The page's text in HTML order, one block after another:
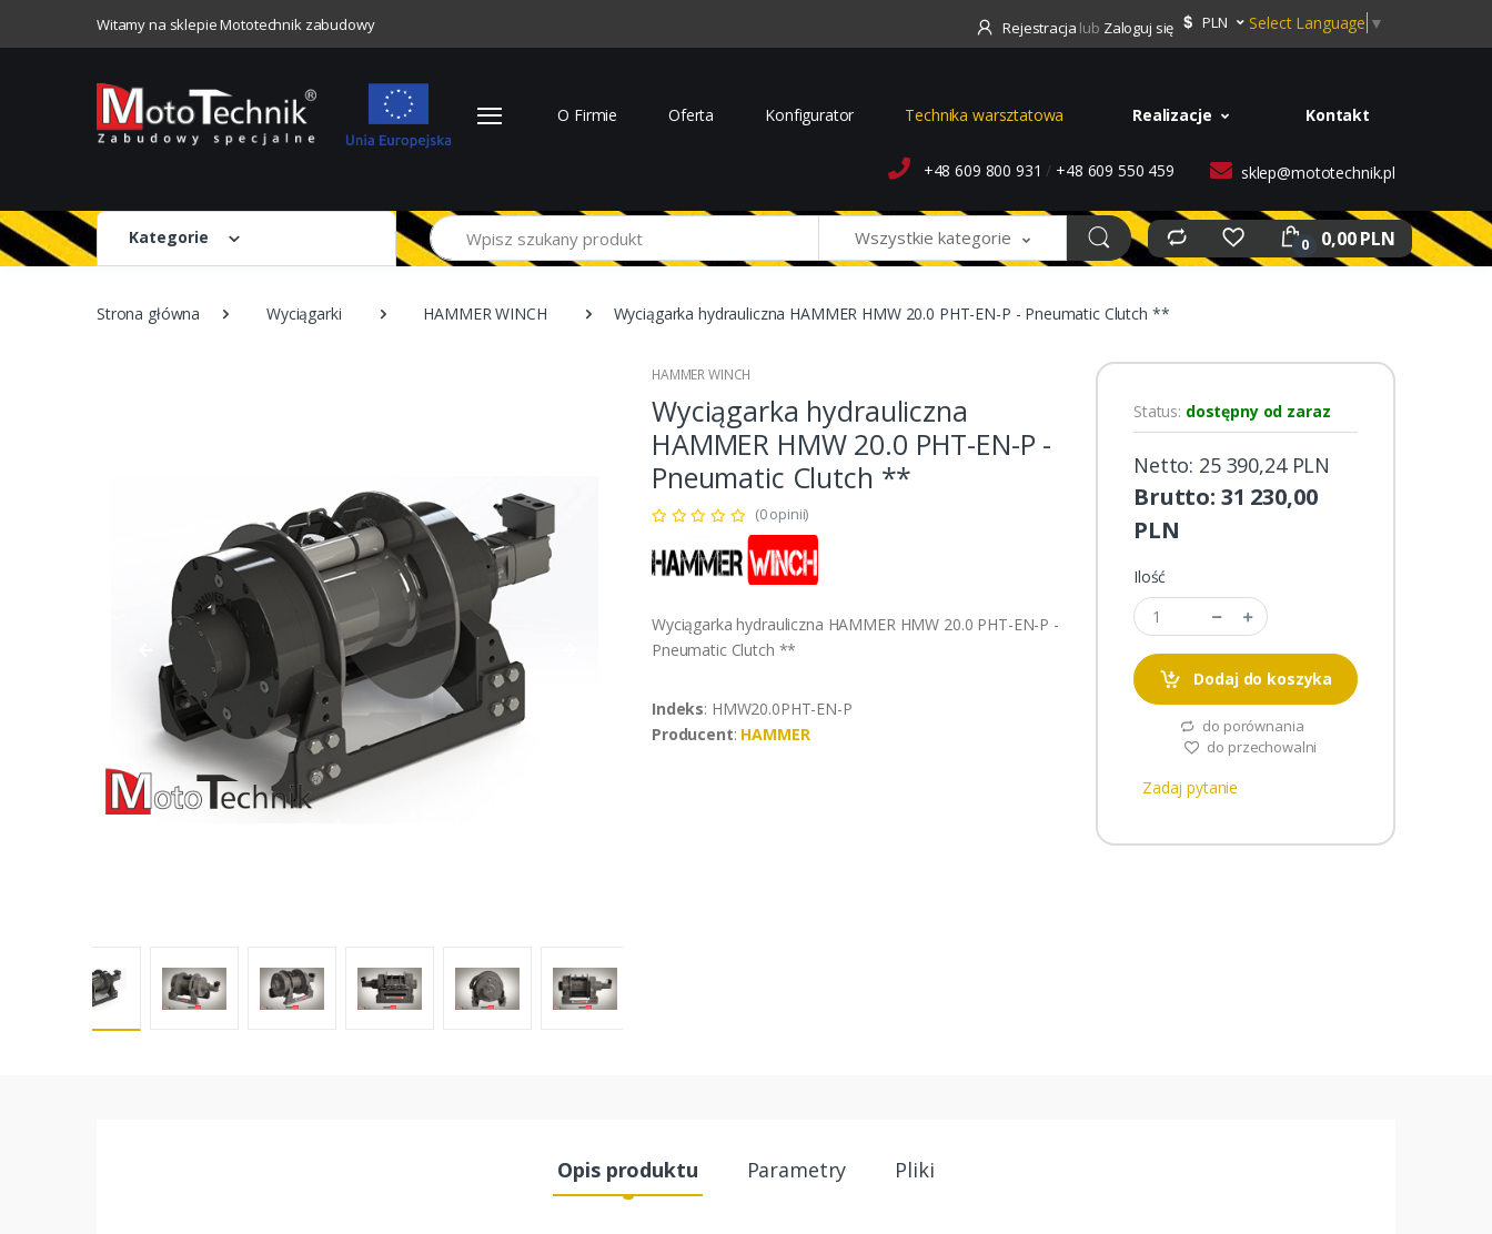
Witamy na sklepie Mototechnik zabudowy Rejestracja lub Zaloguj się PLN Select Language ▼
O Firmie Oferta Konfigurator Technika warsztatowa Realizacje Kontakt
+48 609 800 931 / +48 609 550 459 sklep@mototechnik.pl
Kategorie
Szukaj
Wszystkie kategorie 0 0,00 PLN
Strona główna Wyciągarki HAMMER WINCH Wyciągarka hydrauliczna HAMMER HMW 20.0 PHT-EN-P - Pneumatic Clutch **
HAMMER WINCH
Wyciągarka hydrauliczna
HAMMER HMW 20.0 PHT-EN-P -
Pneumatic Clutch **
(0 opinii)
Wyciągarka hydrauliczna HAMMER HMW 20.0 PHT-EN-P -
Pneumatic Clutch **
Indeks: HMW20.0PHT-EN-P
Producent: HAMMER
Status: dostępny od zaraz
Netto: 25 390,24 PLN
Brutto: 31 230,00
PLN
Ilość
Dodaj do koszyka
do porównania
do przechowalni
Zadaj pytanie
Opis produktu Parametry Pliki